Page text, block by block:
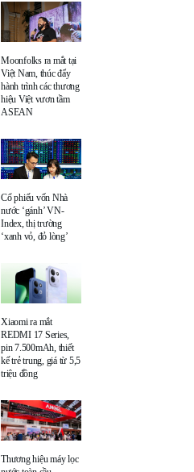
Moonfolks ra mắt tại
Việt Nam, thúc đẩy
hành trình các thương
hiệu Việt vươn tầm
ASEAN
Cổ phiếu vốn Nhà
nước ‘gánh’ VN-
Index, thị trường
‘xanh vỏ, đỏ lòng’
Xiaomi ra mắt
REDMI 17 Series,
pin 7.500mAh, thiết
kế trẻ trung, giá từ 5,5
triệu đồng
Thương hiệu máy lọc